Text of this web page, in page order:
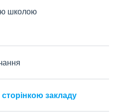
школою
закладу